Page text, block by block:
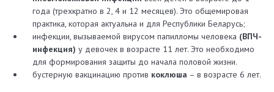
года (трехкратно в 2, 4 и 12 месяцев). Это общемировая
практика, которая актуальна и для Республики Беларусь;
инфекции, вызываемой вирусом папилломы человека (ВПЧ-
инфекция) у девочек в возрасте 11 лет. Это необходимо
для формирования защиты до начала половой жизни.
бустерную вакцинацию против коклюша – в возрасте 6 лет.